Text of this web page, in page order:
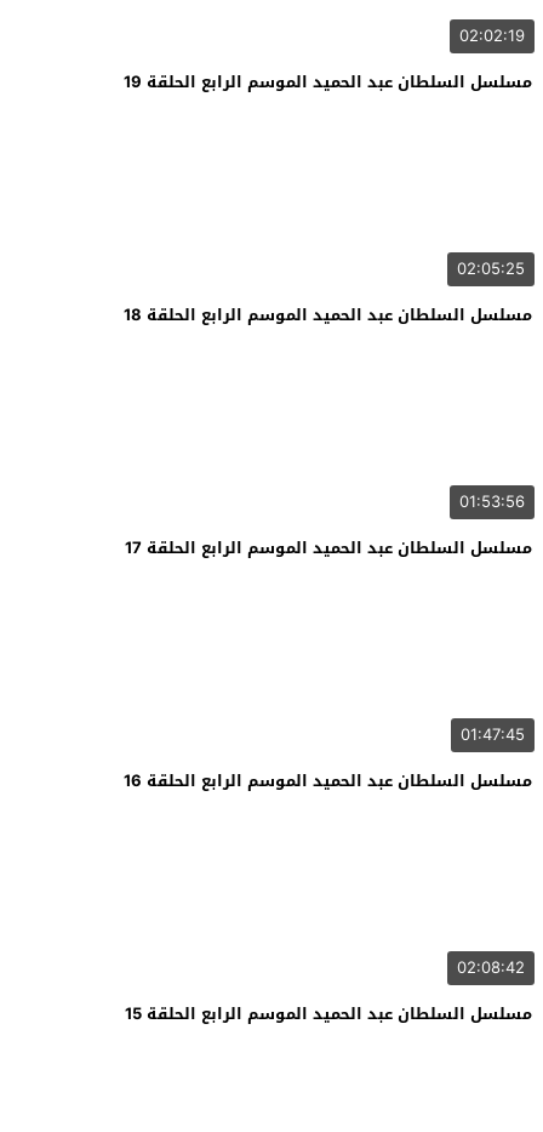
02:02:19
مسلسل السلطان عبد الحميد الموسم الرابع الحلقة 19
02:05:25
مسلسل السلطان عبد الحميد الموسم الرابع الحلقة 18
01:53:56
مسلسل السلطان عبد الحميد الموسم الرابع الحلقة 17
01:47:45
مسلسل السلطان عبد الحميد الموسم الرابع الحلقة 16
02:08:42
مسلسل السلطان عبد الحميد الموسم الرابع الحلقة 15